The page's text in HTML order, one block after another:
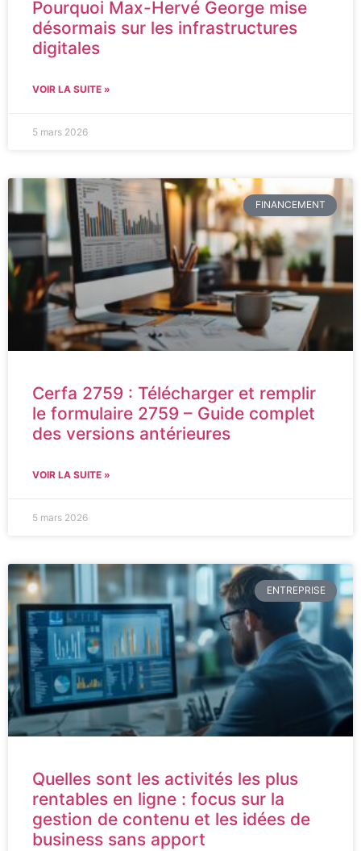
Pourquoi Max-Hervé George mise
désormais sur les infrastructures
digitales
VOIR LA SUITE »
5 mars 2026
FINANCEMENT
Cerfa 2759 : Télécharger et remplir
le formulaire 2759 – Guide complet
des versions antérieures
VOIR LA SUITE »
5 mars 2026
ENTREPRISE
Quelles sont les activités les plus
rentables en ligne : focus sur la
gestion de contenu et les idées de
business sans apport